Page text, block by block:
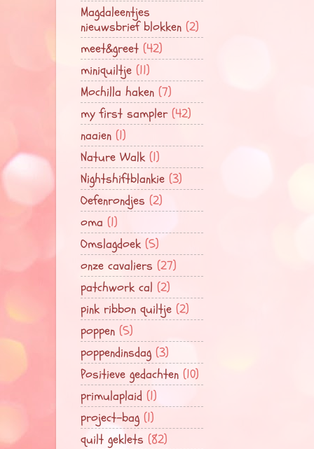
Magdaleentjes
nieuwsbrief blokken (2)
meet&greet (42)
miniquiltje (11)
Mochilla haken (7)
my first sampler (42)
naaien (1)
Nature Walk (1)
Nightshiftblankie (3)
Oefenrondjes (2)
oma (1)
Omslagdoek (5)
onze cavaliers (27)
patchwork cal (2)
pink ribbon quiltje (2)
poppen (5)
poppendinsdag (3)
Positieve gedachten (10)
primulaplaid (1)
project-bag (1)
quilt geklets (82)